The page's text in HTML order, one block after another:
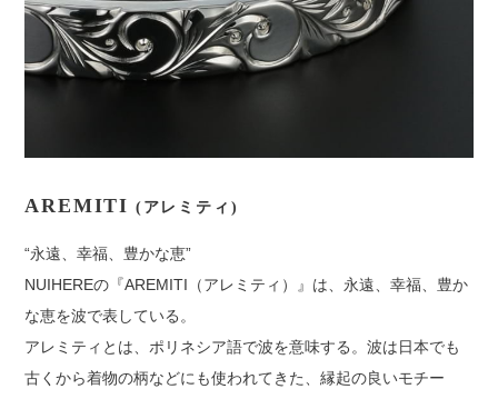
AREMITI (アレミティ)
“永遠、幸福、豊かな恵”
NUIHEREの『AREMITI（アレミティ）』は、永遠、幸福、豊か
な恵を波で表している。
アレミティとは、ポリネシア語で波を意味する。波は日本でも
古くから着物の柄などにも使われてきた、縁起の良いモチー